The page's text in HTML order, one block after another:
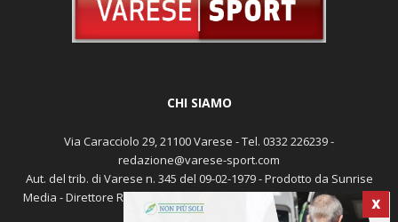
X
CHI SIAMO
Via Caracciolo 29, 21100 Varese - Tel. 0332 226239 -
redazione@varese-sport.com
Aut. del trib. di Varese n. 345 del 09-02-1979 - Prodotto da Sunrise
Media - Direttore Responsabile: Michele Marocco -Cookie policy
Pubblicità